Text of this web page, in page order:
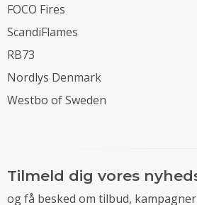
FOCO Fires
ScandiFlames
RB73
Nordlys Denmark
Westbo of Sweden
Tilmeld dig vores
og få besked om tilbud,